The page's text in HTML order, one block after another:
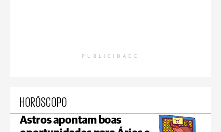
PUBLICIDADE
HORÓSCOPO
Astros apontam boas